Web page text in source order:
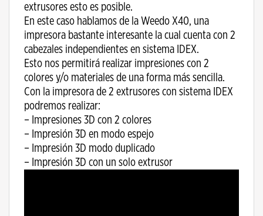
extrusores esto es posible.
En este caso hablamos de la Weedo X40, una
impresora bastante interesante la cual cuenta con 2
cabezales independientes en sistema IDEX.
Esto nos permitirá realizar impresiones con 2
colores y/o materiales de una forma más sencilla.
Con la impresora de 2 extrusores con sistema IDEX
podremos realizar:
– Impresiones 3D con 2 colores
– Impresión 3D en modo espejo
– Impresión 3D modo duplicado
– Impresión 3D con un solo extrusor